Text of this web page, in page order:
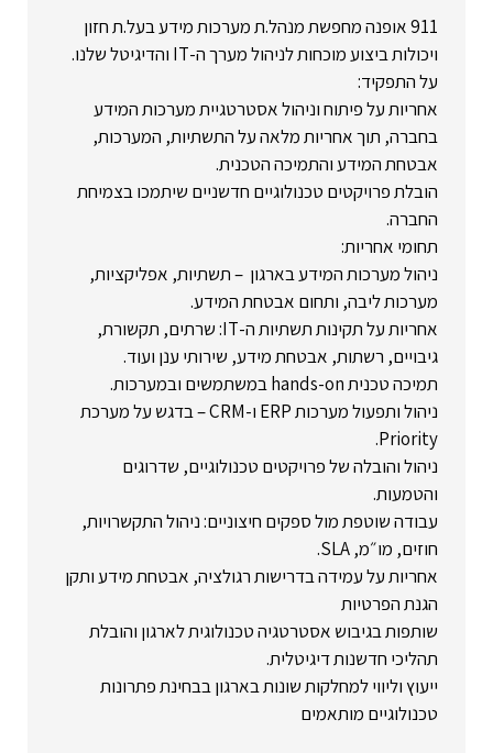
911 אופנה מחפשת מנהל.ת מערכות מידע בעל.ת חזון
ויכולות ביצוע מוכחות לניהול מערך ה-IT והדיגיטל שלנו.
על התפקיד:
אחריות על פיתוח וניהול אסטרטגיית מערכות המידע
בחברה, תוך אחריות מלאה על התשתיות, המערכות,
אבטחת המידע והתמיכה הטכנית.
הובלת פרויקטים טכנולוגיים חדשניים שיתמכו בצמיחת
החברה.
תחומי אחריות:
ניהול מערכות המידע בארגון – תשתיות, אפליקציות,
מערכות ליבה, ותחום אבטחת המידע.
אחריות על תקינות תשתיות ה-IT: שרתים, תקשורת,
גיבויים, רשתות, אבטחת מידע, שירותי ענן ועוד.
תמיכה טכנית hands-on במשתמשים ובמערכות.
ניהול ותפעול מערכות ERP ו-CRM – בדגש על מערכת
Priority.
ניהול והובלה של פרויקטים טכנולוגיים, שדרוגים
והטמעות.
עבודה שוטפת מול ספקים חיצוניים: ניהול התקשרויות,
חוזים, מו״מ, SLA.
אחריות על עמידה בדרישות רגולציה, אבטחת מידע ותקן
הגנת הפרטיות
שותפות בגיבוש אסטרטגיה טכנולוגית לארגון והובלת
תהליכי חדשנות דיגיטלית.
ייעוץ וליווי למחלקות שונות בארגון בבחינת פתרונות
טכנולוגיים מותאמים